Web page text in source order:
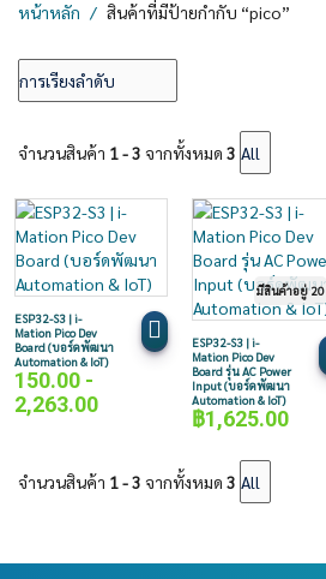
หน้าหลัก สินค้าที่มีป้ายกำกับ “pico”
จำนวนสินค้า 1 - 3 จากทั้งหมด 3
ESP32-S3 | i-
Mation Pico Dev
Board (บอร์ดพัฒนา
Automation & IoT)
150.00 -
2,263.00
ESP32-S3 | i-
Mation Pico Dev
Board รุ่น AC Power
Input (บอร์ดพัฒนา
Automation & IoT)
฿1,625.00
มีสินค้าอยู่ 20
จำนวนสินค้า 1 - 3 จากทั้งหมด 3